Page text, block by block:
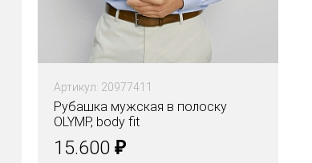
Артикул: 20977411
Рубашка мужская в полоску
OLYMP, body fit
15.600 ₽